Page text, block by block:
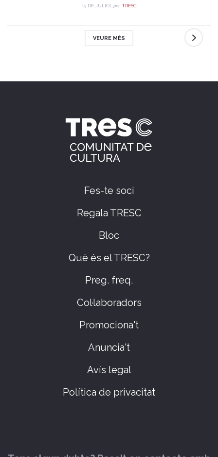
15 DE JULIOL per TRESC
VEURE MÉS
Fes-te soci
Regala TRESC
Bloc
Què és el TRESC?
Preg. freq.
Col·laboradors
Promociona't
Anuncia't
Avís legal
Política de privacitat